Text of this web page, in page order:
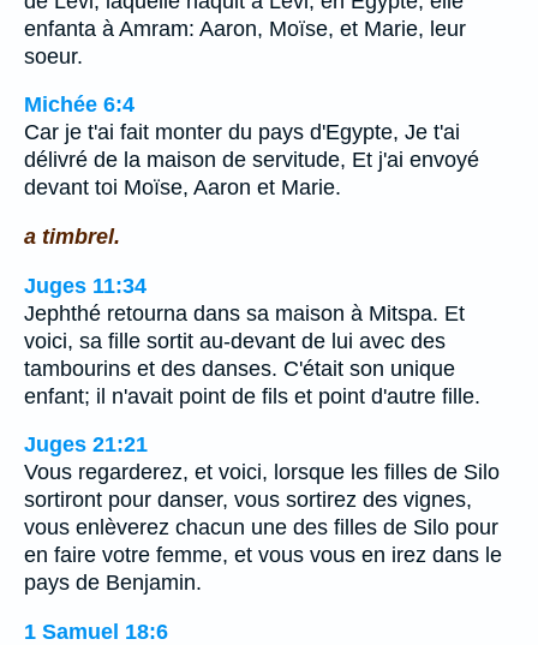
enfanta à Amram: Aaron, Moïse, et Marie, leur
soeur.
Michée 6:4
Car je t'ai fait monter du pays d'Egypte, Je t'ai
délivré de la maison de servitude, Et j'ai envoyé
devant toi Moïse, Aaron et Marie.
a timbrel.
Juges 11:34
Jephthé retourna dans sa maison à Mitspa. Et
voici, sa fille sortit au-devant de lui avec des
tambourins et des danses. C'était son unique
enfant; il n'avait point de fils et point d'autre fille.
Juges 21:21
Vous regarderez, et voici, lorsque les filles de Silo
sortiront pour danser, vous sortirez des vignes,
vous enlèverez chacun une des filles de Silo pour
en faire votre femme, et vous vous en irez dans le
pays de Benjamin.
1 Samuel 18:6